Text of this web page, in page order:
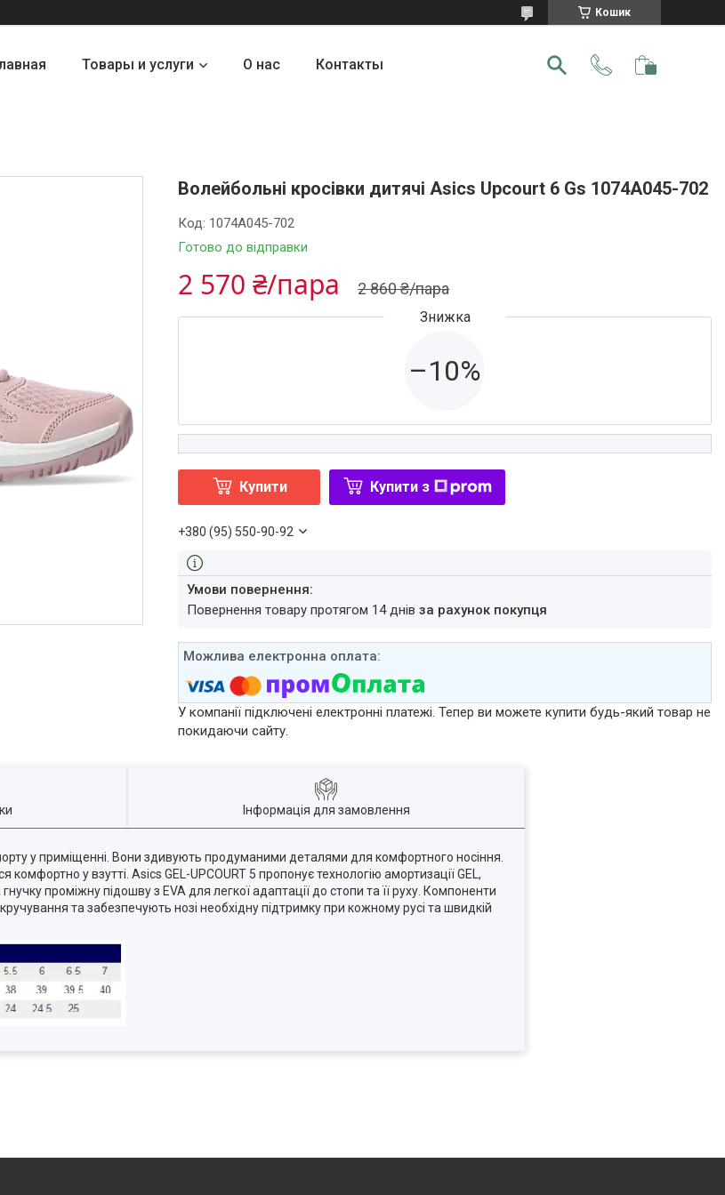
Кошик
Товары и услуги О нас Контакты
Волейбольні кросівки дитячі Asics Upcourt 6 Gs 1074A045-702
Готово до відправки
Код: 1074A045-702
2 860 ₴/пара
2 570 ₴/пара
–10%
Купити Купити з
+380 (95) 550-90-92
повернення товару протягом 14 днівза рахунок покупця
У компанії підключені електронні платежі. Тепер ви можете купити будь-який товар не
покидаючи сайту.
Інформація для замовлення
у приміщенні. Вони здивують продуманими деталями для комфортного носіння.
у взутті. Asics GEL-UPCOURT 5 пропонує технологію амортизації GEL,
проміжну підошву з EVA для легкої адаптації до стопи та її руху. Компоненти
та забезпечують нозі необхідну підтримку при кожному русі та швидкій